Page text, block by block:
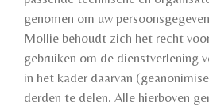
genomen om uw
Mollie behoudt zich het recht
gebruiken om de dienstverlening
in het kader daarvan
derden te delen. Alle hierboven